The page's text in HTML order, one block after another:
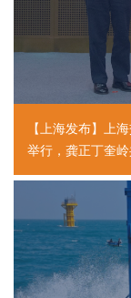
【上海发布】上
举行，龚正丁奎